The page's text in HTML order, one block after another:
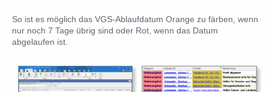
So ist es möglich das VGS-Ablaufdatum Orange zu färben, wenn
nur noch 7 Tage übrig sind oder Rot, wenn das Datum
abgelaufen ist.